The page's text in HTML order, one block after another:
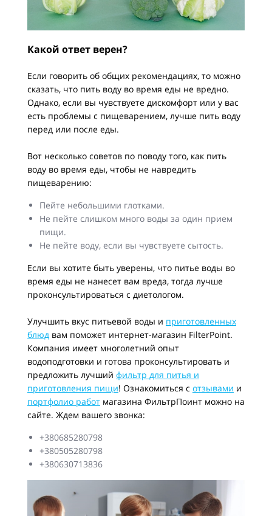
Какой ответ верен?
Если говорить об общих рекомендациях, то можно
сказать, что пить воду во время еды не вредно.
Однако, если вы чувствуете дискомфорт или у вас
есть проблемы с пищеварением, лучше пить воду
перед или после еды.
Вот несколько советов по поводу того, как пить
воду во время еды, чтобы не навредить
пищеварению:
Пейте небольшими глотками.
Не пейте слишком много воды за один прием
пищи.
Не пейте воду, если вы чувствуете сытость.
Если вы хотите быть уверены, что питье воды во
время еды не нанесет вам вреда, тогда лучше
проконсультироваться с диетологом.
Улучшить вкус питьевой воды и приготовленных
блюд вам поможет интернет-магазин FilterPoint.
Компания имеет многолетний опыт
водоподготовки и готова проконсультировать и
предложить лучший фильтр для питья и
приготовления пищи! Ознакомиться с отзывами и
портфолио работ магазина ФильтрПоинт можно на
сайте. Ждем вашего звонка:
+380685280798
+380505280798
+380630713836